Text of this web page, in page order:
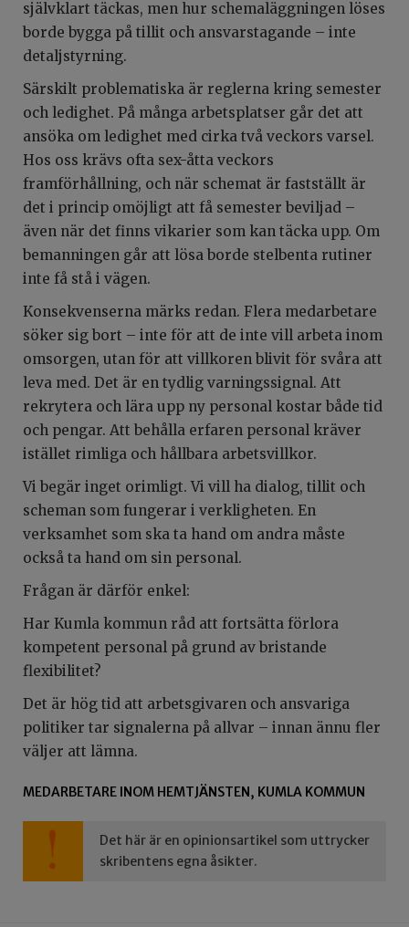
självklart täckas, men hur schemaläggningen löses
borde bygga på tillit och ansvarstagande – inte
detaljstyrning.
Särskilt problematiska är reglerna kring semester
och ledighet. På många arbetsplatser går det att
ansöka om ledighet med cirka två veckors varsel.
Hos oss krävs ofta sex-åtta veckors
framförhållning, och när schemat är fastställt är
det i princip omöjligt att få semester beviljad –
även när det finns vikarier som kan täcka upp. Om
bemanningen går att lösa borde stelbenta rutiner
inte få stå i vägen.
Konsekvenserna märks redan. Flera medarbetare
söker sig bort – inte för att de inte vill arbeta inom
omsorgen, utan för att villkoren blivit för svåra att
leva med. Det är en tydlig varningssignal. Att
rekrytera och lära upp ny personal kostar både tid
och pengar. Att behålla erfaren personal kräver
istället rimliga och hållbara arbetsvillkor.
Vi begär inget orimligt. Vi vill ha dialog, tillit och
scheman som fungerar i verkligheten. En
verksamhet som ska ta hand om andra måste
också ta hand om sin personal.
Frågan är därför enkel:
Har Kumla kommun råd att fortsätta förlora
kompetent personal på grund av bristande
flexibilitet?
Det är hög tid att arbetsgivaren och ansvariga
politiker tar signalerna på allvar – innan ännu fler
väljer att lämna.
MEDARBETARE INOM HEMTJÄNSTEN, KUMLA KOMMUN
Det här är en opinionsartikel som uttrycker
skribentens egna åsikter.